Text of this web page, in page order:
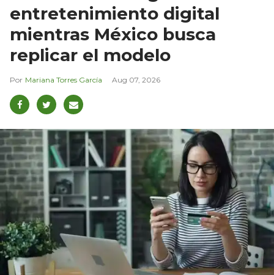
entretenimiento digital
mientras México busca
replicar el modelo
Mariana Torres García Aug 07, 2026